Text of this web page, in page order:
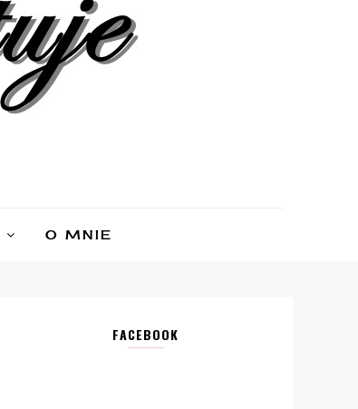
O MNIE
FACEBOOK